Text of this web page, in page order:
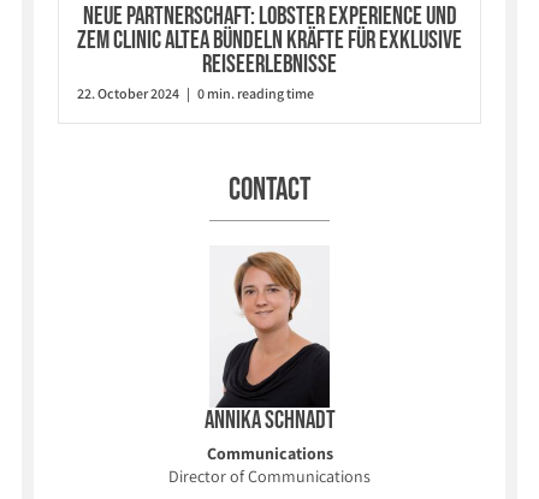
Neue Partnerschaft: Lobster Experience und
ZEM Clinic Altea bündeln Kräfte für exklusive
Reiseerlebnisse
22. October 2024 | 0 min. reading time
Contact
Annika Schnadt
Communications
Director of Communications